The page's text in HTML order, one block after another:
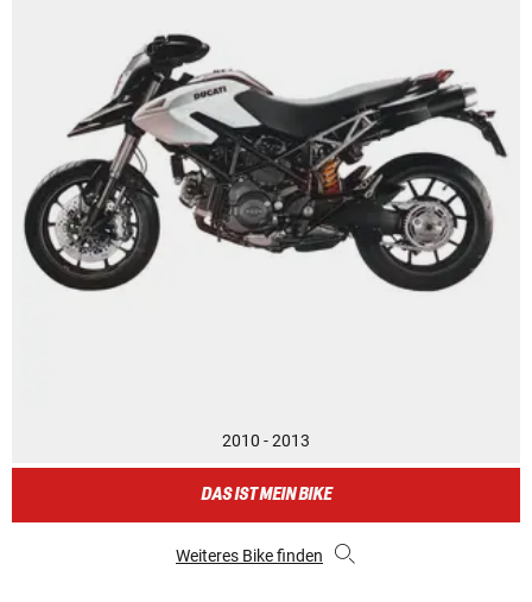
2010 - 2013
DAS IST MEIN BIKE
Weiteres Bike finden